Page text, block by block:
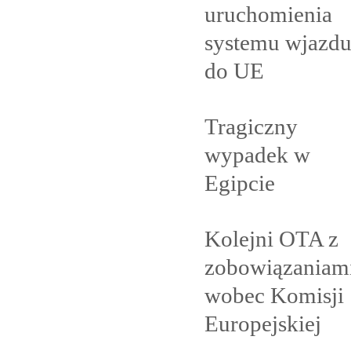
uruchomienia
systemu wjazdu
do UE
Tragiczny
wypadek w
Egipcie
Kolejni OTA z
wobec Komisji
Europejskiej